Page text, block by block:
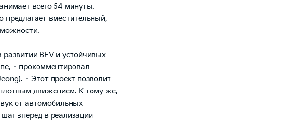
всего 54 минуты.
вместительный,
BEV и устойчивых
– прокомментировал
– Этот проект позволит
движением. К тому же,
от автомобильных
вперед в реализации